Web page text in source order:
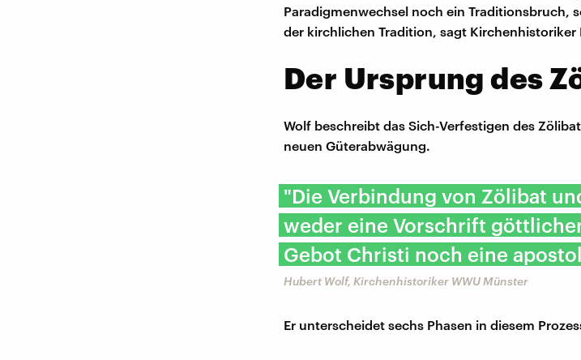
Paradigmenwechsel noch ein Traditionsbruch,
der kirchlichen Tradition, sagt Kirchenhistoriker
Der Ursprung des
Wolf beschreibt das Sich-Verfestigen des
neuen Güterabwägung.
"Die Verbindung von Zölibat
weder eine Vorschrift
Gebot Christi noch eine
Hubert Wolf, Kirchenhistoriker WWU Münster
Er unterscheidet sechs Phasen in diesem